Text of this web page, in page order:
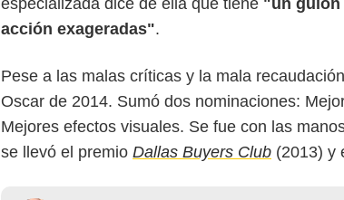
especializada dice de ella que tiene "un guion
acción exageradas".
Pese a las malas críticas y la mala
Oscar de 2014. Sumó dos nominaciones:
Mejores efectos visuales. Se fue con las
se llevó el premio Dallas Buyers Club (2013) y